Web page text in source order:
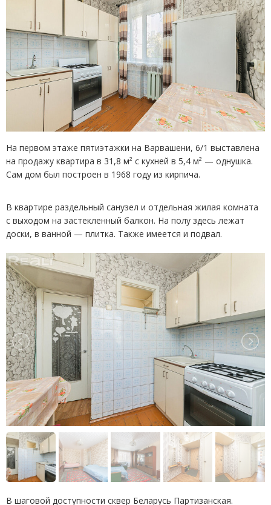
На первом этаже пятиэтажки на Варвашени, 6/1 выставлена
на продажу квартира в 31,8 м² с кухней в 5,4 м² — однушка.
Сам дом был построен в 1968 году из кирпича.
В квартире раздельный санузел и отдельная жилая комната
с выходом на застекленный балкон. На полу здесь лежат
доски, в ванной — плитка. Также имеется и подвал.
В шаговой доступности сквер Беларусь Партизанская.